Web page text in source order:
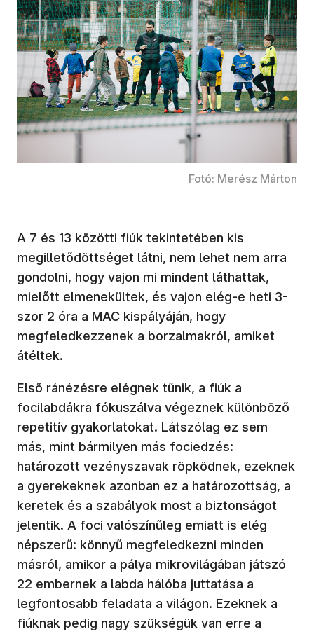
Fotó: Merész Márton
A 7 és 13 közötti fiúk tekintetében kis
megilletődöttséget látni, nem lehet nem arra
gondolni, hogy vajon mi mindent láthattak,
mielőtt elmenekültek, és vajon elég-e heti 3-
szor 2 óra a MAC kispályáján, hogy
megfeledkezzenek a borzalmakról, amiket
átéltek.
Első ránézésre elégnek tűnik, a fiúk a
focilabdákra fókuszálva végeznek különböző
repetitív gyakorlatokat. Látszólag ez sem
más, mint bármilyen más fociedzés:
határozott vezényszavak röpködnek, ezeknek
a gyerekeknek azonban ez a határozottság, a
keretek és a szabályok most a biztonságot
jelentik. A foci valószínűleg emiatt is elég
népszerű: könnyű megfeledkezni minden
másról, amikor a pálya mikrovilágában játszó
22 embernek a labda hálóba juttatása a
legfontosabb feladata a világon. Ezeknek a
fiúknak pedig nagy szükségük van erre a